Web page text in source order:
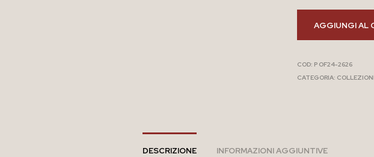
AGGIUNGI AL
COD: P OF24-2626
CATEGORIA:
DESCRIZIONE INFORMAZIONI AGGIUNTIVE